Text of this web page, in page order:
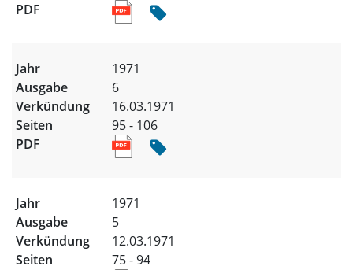
1971
6
16.03.1971
95 - 106
1971
5
12.03.1971
75 - 94